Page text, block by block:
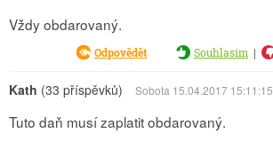
Vždy obdarovaný.
Odpovědět Souhlasím |
Kath (33 příspěvků) Sobota 15.04.2017 15:11:15
Tuto daň musí zaplatit obdarovaný.